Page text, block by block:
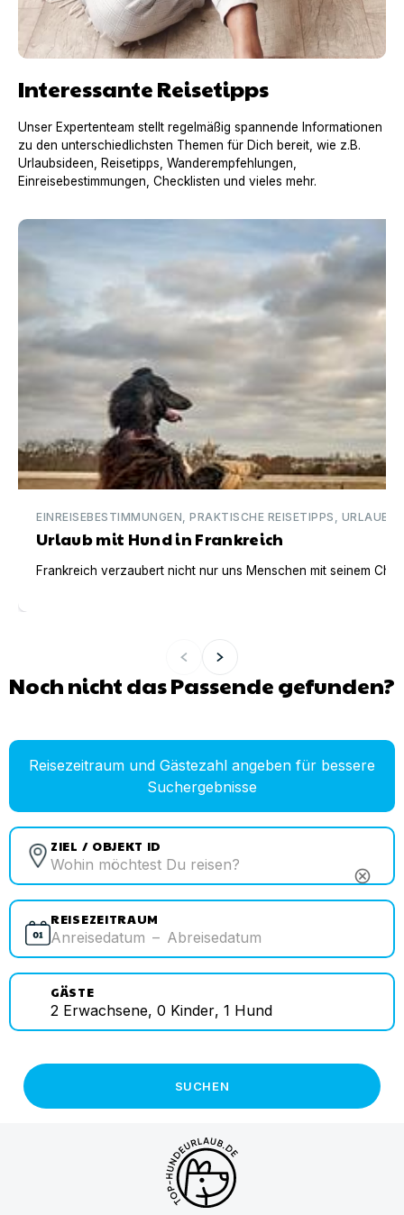
Interessante Reisetipps
Unser Expertenteam stellt regelmäßig spannende Informationen
zu den unterschiedlichsten Themen für Dich bereit, wie z.B.
Urlaubsideen, Reisetipps, Wanderempfehlungen,
Einreisebestimmungen, Checklisten und vieles mehr.
Urlaub mit Hund in Frankreich
EINREISEBESTIMMUNGEN, PRAKTISCHE REISETIPPS,
Urlaub mit Hund in Frankreich
Frankreich verzaubert nicht nur uns Menschen mit seinem
Noch nicht das Passende gefunden?
Reisezeitraum und Gästezahl angeben für bessere
Suchergebnisse
ZIEL / OBJEKT ID
cancel
REISEZEITRAUM
Anreisedatum – Abreisedatum
GÄSTE
2 Erwachsene, 0 Kinder, 1 Hund
SUCHEN